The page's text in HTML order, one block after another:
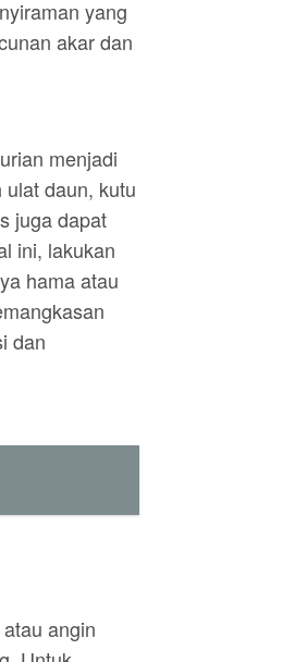
yang
akar dan
menjadi
daun, kutu
juga dapat
ini, lakukan
hama atau
dan
angin